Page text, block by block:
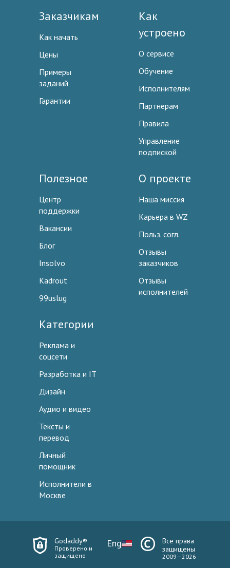
Заказчикам
Как начать
Цены
Примеры
заданий
Гарантии
Как
устроено
О сервисе
Обучение
Исполнителям
Партнерам
Правила
Управление
подпиской
Полезное
Центр
поддержки
Вакансии
Блог
Insolvo
Kadrout
99uslug
О проекте
Наша миссия
Карьера в WZ
Польз. согл.
Отзывы
заказчиков
Отзывы
исполнителей
Категории
Реклама и
соцсети
Разработка и IT
Дизайн
Аудио и видео
Тексты и
перевод
Личный
помощник
Исполнители в
Москве
Godaddy®
Проверено и
защищено
Eng
Все права
защищены
2009—2026